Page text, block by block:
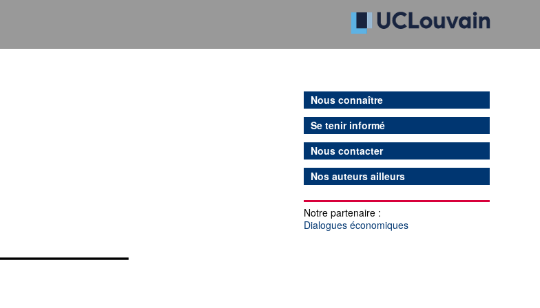
Nous connaître
Se tenir informé
Nous contacter
Nos auteurs ailleurs
Notre partenaire :
Dialogues économiques